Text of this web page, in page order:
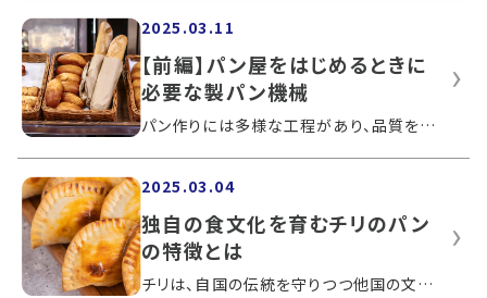
2025.03.11
【前編】パン屋をはじめるときに
必要な製パン機械
パン作りには多様な工程があり、品質を保つには安定した作業が必要です。しかし、小さな店舗では多くの課題が生まれます。パン屋を開業する...
2025.03.04
独自の食文化を育むチリのパン
の特徴とは
チリは、自国の伝統を守りつつ他国の文化も受け入れて、独自の食文化を発展させています。国民にとって、パンは食卓で欠かせない重要な役割...